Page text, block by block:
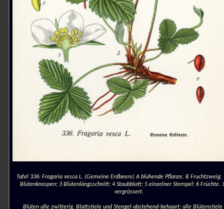
Tafel 336: Fragaria vesca L. (Gemeine Erdbeere) A blühende Pflanze, B Fruchtzweig.
Blütenknospen; 3 Blütenlängsschnitt; 4 Staubblatt; 5 einzelner Stempel; 6 Früchte.
vergrössert.
Blüten alle zwitterig. Blattstiele und Stengel abstehend-behaart; alle Blütenstiele